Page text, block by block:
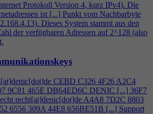
Protokoll Version 4, kurz IPv4). Die
ist [...] Punkt vom Nachbarbyte
4.13). Dieses System stammt aus den
der verfügbaren Adressen auf 2^128 (also
CEBD C326 4F26 A2C4
9C81 465E DB64ED6C DENIC [...] 36F7
recht[at]denic[dot]de A4A8 7D2C 8803
6556 309A 44E8 656BE51B [...] Support